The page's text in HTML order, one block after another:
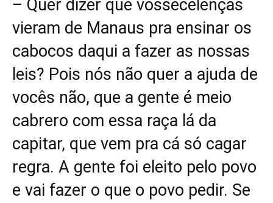
– Quer dizer que vossecelenças
vieram de Manaus pra ensinar os
cabocos daqui a fazer as nossas
leis? Pois nós não quer a ajuda de
vocês não, que a gente é meio
cabrero com essa raça lá da
capitar, que vem pra cá só cagar
regra. A gente foi eleito pelo povo
e vai fazer o que o povo pedir. Se